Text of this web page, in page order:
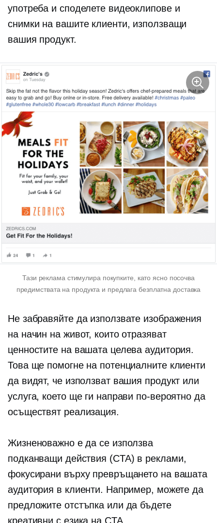
употреба и споделете видеоклипове и
снимки на вашите клиенти, използващи
вашия продукт.
Тази реклама стимулира покупките, като ясно посочва
предимствата на продукта и предлага безплатна доставка
Не забравяйте да използвате изображения
на начин на живот, които отразяват
ценностите на вашата целева аудитория.
Това ще помогне на потенциалните клиенти
да видят, че използват вашия продукт или
услуга, което ще ги направи по-вероятно да
осъществят реализация.
Жизненоважно е да се използва
подканващи действия (CTA) в реклами,
фокусирани върху превръщането на вашата
аудитория в клиенти. Например, можете да
предложите отстъпка или да бъдете
креативни с езика на CTA.